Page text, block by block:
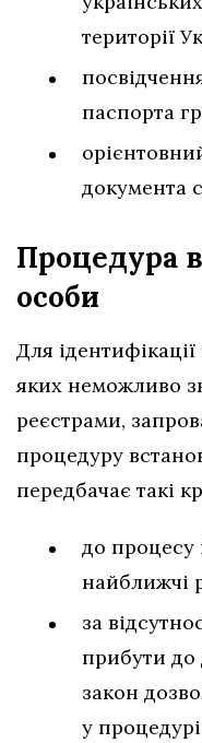
території
паспорта
документа
Процедура
особи
Для
яких неможливо
реєстрами,
процедуру
передбачає такі
до процесу
найближчі
за
прибути до
закон
у